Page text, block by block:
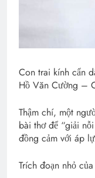
Con trai kính cẩn
Hồ Văn Cường –
Thậm chí, một
bài thơ để “giải
đồng cảm với áp
Trích đoạn nhỏ